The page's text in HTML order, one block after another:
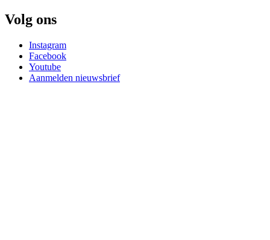
Volg ons
Instagram
Facebook
Youtube
Aanmelden nieuwsbrief